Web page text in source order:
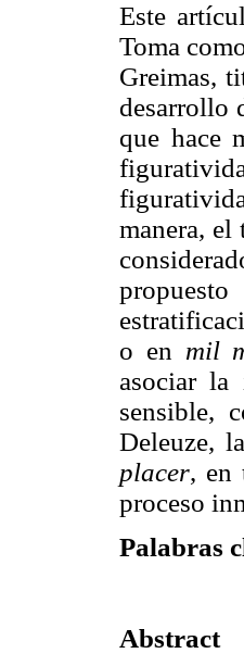
Este
Toma
Greimas,
desarrollo
que hace
manera, el
o en mil
asociar la
sensible,
Deleuze,
placer, en
proceso
Palabras
Abstract